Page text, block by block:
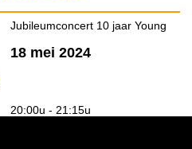
Jubileumconcert 10 jaar Young
18 mei 2024
20:00u - 21:15u